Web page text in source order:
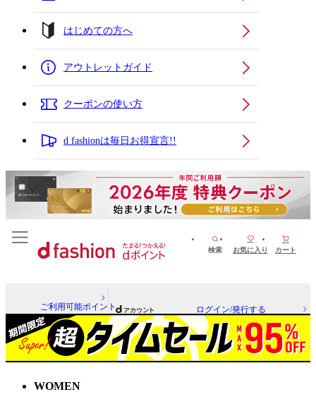
はじめての方へ
アウトレットガイド
クーポンの使い方
d fashionは毎日お得宣言!!
検索 お気に入り カート
ご利用可能ポイント ログイン/発行する
WOMEN